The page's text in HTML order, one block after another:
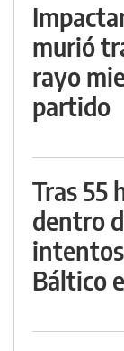
murió
rayo
partido
Tras 55
dentro
Báltico